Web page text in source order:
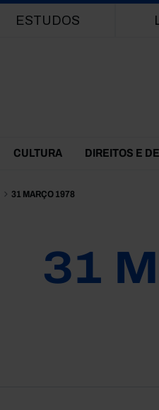
ESTUDOS
CULTURA DIREITOS E
31 MARÇO 1978
31